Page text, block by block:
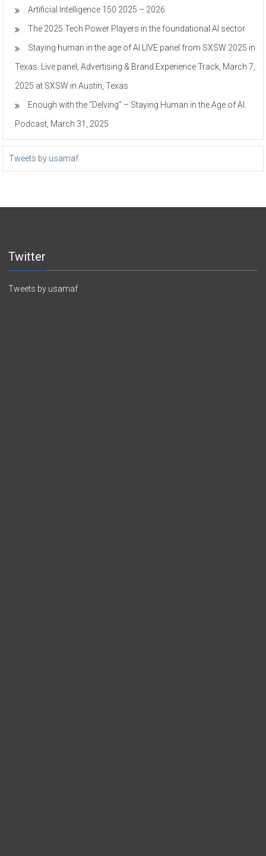
Artificial Intelligence 150 2025 – 2026
The 2025 Tech Power Players in the foundational AI sector
Staying human in the age of AI LIVE panel from SXSW 2025 in
Texas. Live panel, Advertising & Brand Experience Track, March 7,
2025 at SXSW in Austin, Texas
Enough with the “Delving” – Staying Human in the Age of AI.
Podcast, March 31, 2025
Tweets by usamaf
Twitter
Tweets by usamaf